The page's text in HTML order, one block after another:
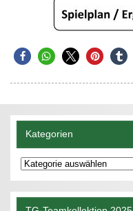
Kategorien
Kategorien